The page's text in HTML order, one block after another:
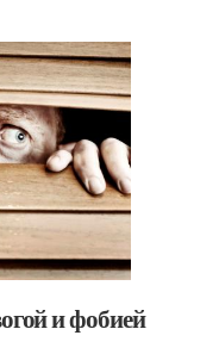
и фобией